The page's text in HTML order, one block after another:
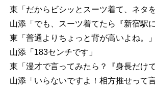
東「だからビシッとスーツ着て、ネタ
山添「でも、スーツ着てたら『新宿駅
東「普通よりちょっと背が高いよね。
山添「183センチです」
東「漫才で言ってみたら？『身長だけ
山添「いらないですよ！相方推せって